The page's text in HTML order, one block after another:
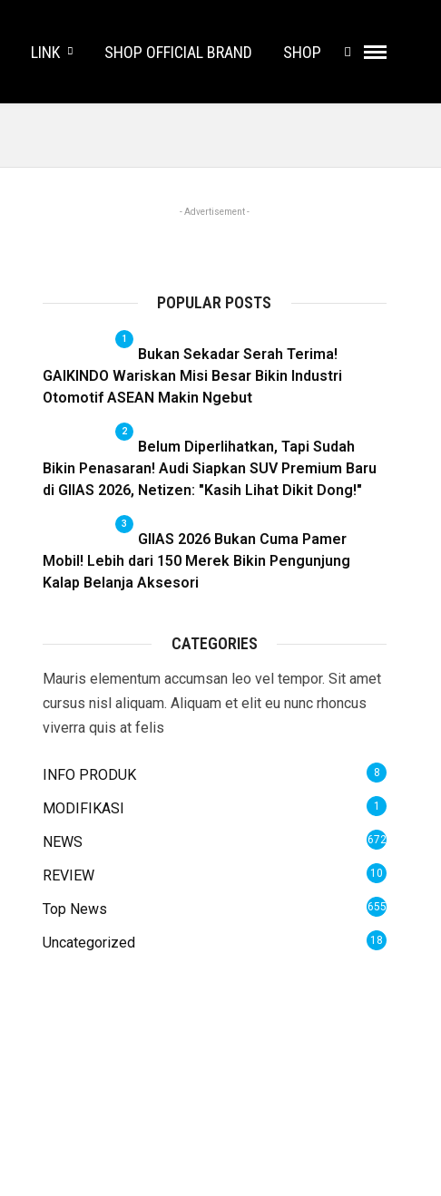
LINK SHOP OFFICIAL BRAND SHOP
- Advertisement -
POPULAR POSTS
1
Bukan Sekadar Serah Terima!
GAIKINDO Wariskan Misi Besar Bikin Industri
Otomotif ASEAN Makin Ngebut
2
Belum Diperlihatkan, Tapi Sudah
Bikin Penasaran! Audi Siapkan SUV Premium Baru
di GIIAS 2026, Netizen: "Kasih Lihat Dikit Dong!"
3
GIIAS 2026 Bukan Cuma Pamer
Mobil! Lebih dari 150 Merek Bikin Pengunjung
Kalap Belanja Aksesori
CATEGORIES
Mauris elementum accumsan leo vel tempor. Sit amet
cursus nisl aliquam. Aliquam et elit eu nunc rhoncus
viverra quis at felis
INFO PRODUK 8
MODIFIKASI 1
NEWS 672
REVIEW 10
Top News 655
Uncategorized 18